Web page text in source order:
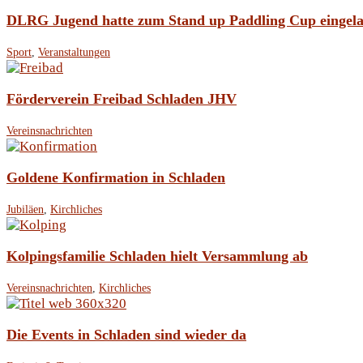
DLRG Jugend hatte zum Stand up Paddling Cup
Sport, Veranstaltungen
Förderverein Freibad Schladen JHV
Vereinsnachrichten
Goldene Konfirmation in Schladen
Jubiläen, Kirchliches
Kolpingsfamilie Schladen hielt Versammlung ab
Vereinsnachrichten, Kirchliches
Die Events in Schladen sind wieder da